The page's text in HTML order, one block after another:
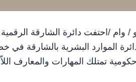
في 25 يونيو / وام /احتفت دائرة
الموارد البشرية بالشارقة
حكومية تمتلك المهارات والمعارف